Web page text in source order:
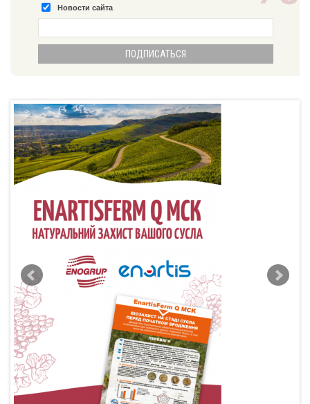
Новости сайта